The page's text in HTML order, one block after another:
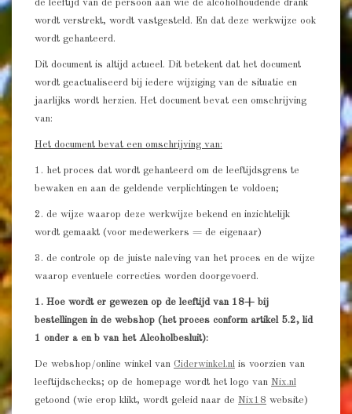
de leeftijd van de persoon aan wie de alcoholhoudende drank
wordt verstrekt, wordt vastgesteld. En dat deze werkwijze ook
wordt gehanteerd.
Dit document is altijd actueel. Dit betekent dat het document
wordt geactualiseerd bij iedere wijziging van de situatie en
jaarlijks wordt herzien. Het document bevat een omschrijving
van:
Het document bevat een omschrijving van:
1. het proces dat wordt gehanteerd om de leeftijdsgrens te
bewaken en aan de geldende verplichtingen te voldoen;
2. de wijze waarop deze werkwijze bekend en inzichtelijk
wordt gemaakt (voor medewerkers = de eigenaar)
3. de controle op de juiste naleving van het proces en de wijze
waarop eventuele correcties worden doorgevoerd.
1. Hoe wordt er gewezen op de leeftijd van 18+ bij
bestellingen in de webshop (het proces conform artikel 5.2, lid
1 onder a en b van het Alcoholbesluit):
De webshop/online winkel van Ciderwinkel.nl is voorzien van
leeftijdschecks; op de homepage wordt het logo van Nix.nl
getoond (wie erop klikt, wordt geleid naar de Nix18 website)